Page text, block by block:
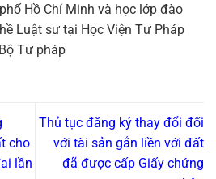
Hồ Chí Minh và học lớp đào
Luật sư tại Học Viện Tư Pháp
Tư pháp
cho
lần
Thủ tục đăng ký thay đổi đối
với tài sản gắn liền với đất
đã được cấp Giấy chứng